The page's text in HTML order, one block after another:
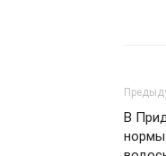
В
нормы